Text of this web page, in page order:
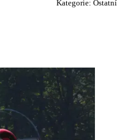
Kategorie: Ostatní